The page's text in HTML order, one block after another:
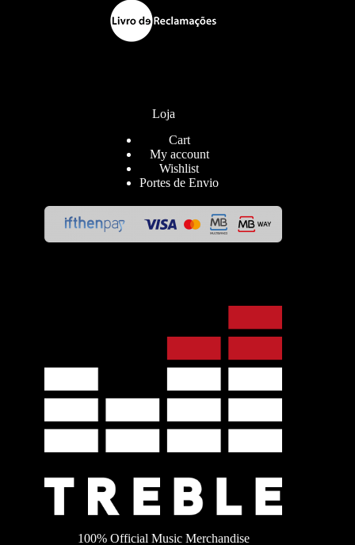
Loja
Cart
My account
Wishlist
Portes de Envio
100% Official Music Merchandise